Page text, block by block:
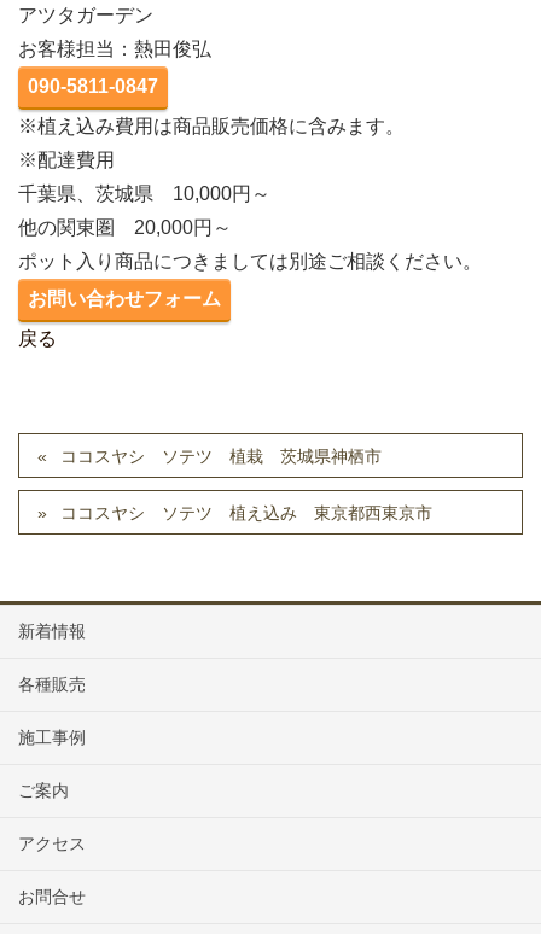
アツタガーデン
お客様担当：熱田俊弘
090-5811-0847
※植え込み費用は商品販売価格に含みます。
※配達費用
千葉県、茨城県 10,000円～
他の関東圏 20,000円～
ポット入り商品につきましては別途ご相談ください。
お問い合わせフォーム
戻る
ココスヤシ ソテツ 植栽 茨城県神栖市
ココスヤシ ソテツ 植え込み 東京都西東京市
新着情報
各種販売
施工事例
ご案内
アクセス
お問合せ